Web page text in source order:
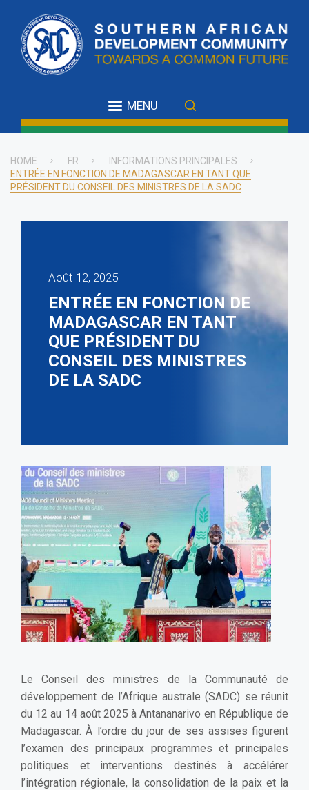
main
content
MENU
Breadcrumb
HOME FR
INFORMATIONS PRINCIPALES
ENTRÉE EN FONCTION DE MADAGASCAR EN TANT QUE
PRÉSIDENT DU CONSEIL DES MINISTRES DE LA SADC
Août 12, 2025
ENTRÉE EN FONCTION DE
MADAGASCAR EN TANT
QUE PRÉSIDENT DU
CONSEIL DES MINISTRES
DE LA SADC
Le Conseil des ministres de la Communauté de
développement de l’Afrique australe (SADC) se réunit
du 12 au 14 août 2025 à Antananarivo en République de
Madagascar. À l’ordre du jour de ses assises figurent
l’examen des principaux programmes et principales
politiques et interventions destinés à accélérer
l’intégration régionale, la consolidation de la paix et la